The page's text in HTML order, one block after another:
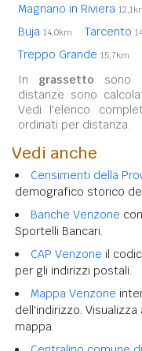
Magnano in Riviera
Buja 14,0km Tarcento
Treppo Grande 15,7km
In grassetto sono
distanze sono
Vedi l'elenco
ordinati per distanza.
Vedi anche
Censimenti della
demografico storico
Banche Venzone
Sportelli Bancari.
CAP Venzone il
per gli indirizzi postali.
Mappa Venzone
dell'indirizzo.
mappa.